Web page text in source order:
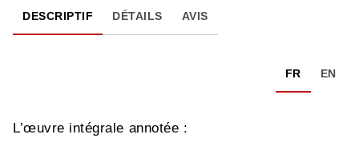
DESCRIPTIF DÉTAILS AVIS
FR EN
L’œuvre intégrale annotée :